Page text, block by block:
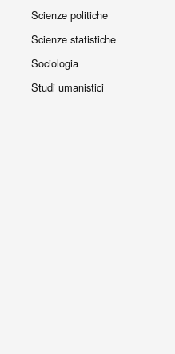
Scienze politiche
Scienze statistiche
Sociologia
Studi umanistici